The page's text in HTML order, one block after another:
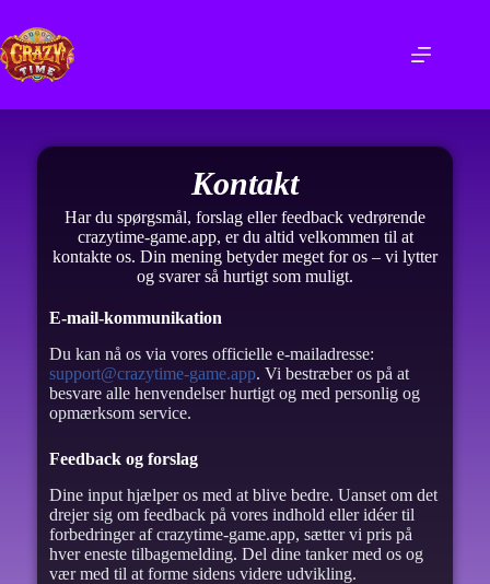
Kontakt
Har du spørgsmål, forslag eller feedback vedrørende
crazytime-game.app, er du altid velkommen til at
kontakte os. Din mening betyder meget for os – vi lytter
og svarer så hurtigt som muligt.
E-mail-kommunikation
Du kan nå os via vores officielle e-mailadresse:
support@crazytime-game.app. Vi bestræber os på at
besvare alle henvendelser hurtigt og med personlig og
opmærksom service.
Feedback og forslag
Dine input hjælper os med at blive bedre. Uanset om det
drejer sig om feedback på vores indhold eller idéer til
forbedringer af crazytime-game.app, sætter vi pris på
hver eneste tilbagemelding. Del dine tanker med os og
vær med til at forme sidens videre udvikling.